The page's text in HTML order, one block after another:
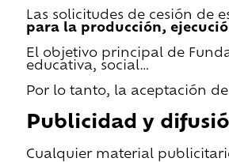
Las solicitudes de cesión de
para la producción,
El objetivo principal de
educativa, social…
Por lo tanto, la aceptación
Publicidad y
Cualquier material